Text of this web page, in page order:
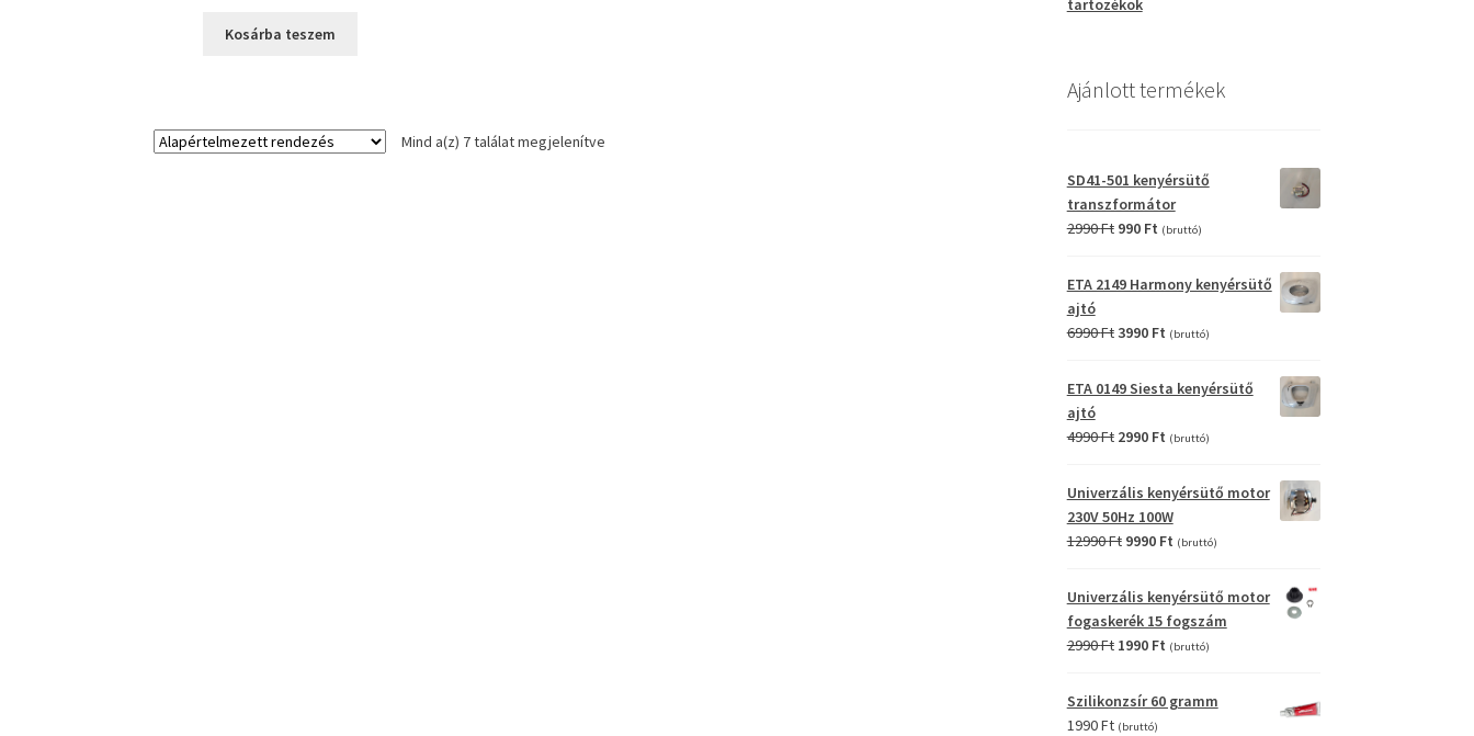
was:
is:
Kosárba teszem
Mind a(z) 7 találat megjelenítve
Ajánlott termékek
SD41-501 kenyérsütő
transzformátor
2990Ft Original
was:
990 FtCurrent
990 Ft.
(bruttó)
ETA 2149 Harmony kenyérsütő
ajtó
6990FtOriginal
was:
3990 FtCurrent
is:
3990 Ft.
(bruttó)
ETA 0149 Siesta kenyérsütő
ajtó
4990Ft Original
was:
4990 Ft.
2990 FtCurrent
2990 Ft.
(bruttó)
Univerzális kenyérsütő motor
230V 50Hz 100W
12990Ft Original
was:
12990 Ft.
9990 FtCurrent
is:
9990 Ft.
(bruttó)
Univerzális kenyérsütő motor
fogaskerék 15 fogszám
2990Ft Original
was:
1990 FtCurrent
is:
1990 Ft.
(bruttó)
Szilikonzsír 60 gramm
1990Ft (bruttó)